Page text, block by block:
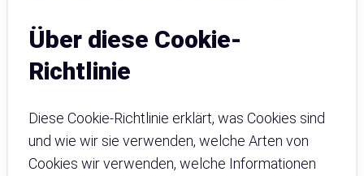
Über diese Cookie-
Richtlinie
Diese Cookie-Richtlinie erklärt, was Cookies sind
und wie wir sie verwenden, welche Arten von
Cookies wir verwenden, welche Informationen